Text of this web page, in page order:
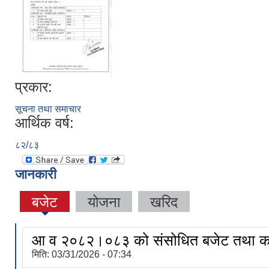
प्रकार:
सूचना तथा समाचार
आर्थिक वर्ष:
८२/८३
जानकारी
बजेट योजना खरिद
आ व २०८२।०८३ को संसोधित बजेट तथा
मिति: 03/31/2026 - 07:34